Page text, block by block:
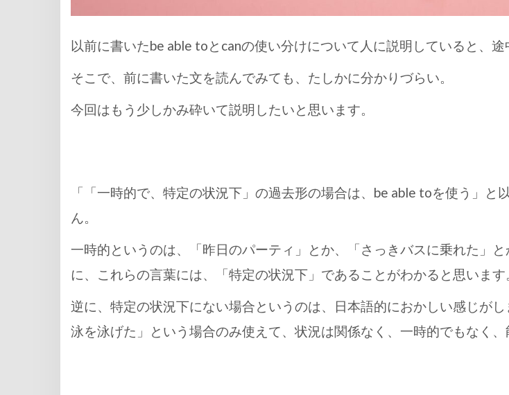
以前に書いたbe able toとcanの使い分けについて人に説明していると、途
そこで、前に書いた文を読んでみても、たしかに分かりづらい。
今回はもう少しかみ砕いて説明したいと思います。
「「一時的で、特定の状況下」の過去形の場合は、be able toを使う」
ん。
一時的というのは、「昨日のパーティ」とか、「さっきバスに乗れた」
に、これらの言葉には、「特定の状況下」であることがわかると思います
逆に、特定の状況下にない場合というのは、日本語的におかしい感じが
泳を泳げた」という場合のみ使えて、状況は関係なく、一時的でもなく、